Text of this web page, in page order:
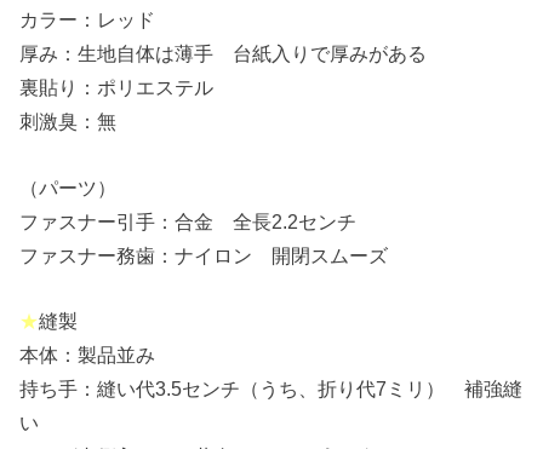
カラー：レッド
厚み：生地自体は薄手 台紙入りで厚みがある
裏貼り：ポリエステル
刺激臭：無
（パーツ）
ファスナー引手：合金 全長2.2センチ
ファスナー務歯：ナイロン 開閉スムーズ
★縫製
本体：製品並み
持ち手：縫い代3.5センチ（うち、折り代7ミリ） 補強縫
い